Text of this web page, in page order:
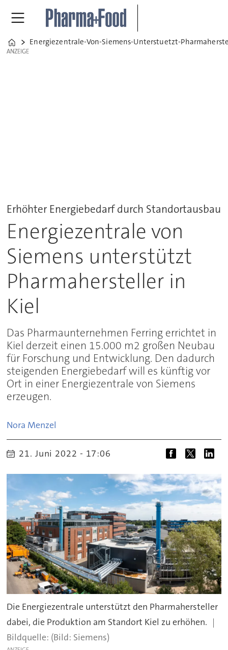
Home
Energiezentrale-Von-Siemens-Unterstuetzt-
ANZEIGE
ANZEIGE
Erhöhter Energiebedarf durch Standortausbau
Energiezentrale von
Siemens unterstützt
Pharmahersteller in
Kiel
Das Pharmaunternehmen Ferring errichtet in
Kiel derzeit einen 15.000 m2 großen Neubau
für Forschung und Entwicklung. Den dadurch
steigenden Energiebedarf will es künftig vor
Ort in einer Energiezentrale von Siemens
erzeugen.
Nora Menzel
21. Juni 2022 - 17:06
Die Energiezentrale unterstützt den Pharmahersteller
dabei, die Produktion am Standort Kiel zu erhöhen.
(Bild: Siemens)